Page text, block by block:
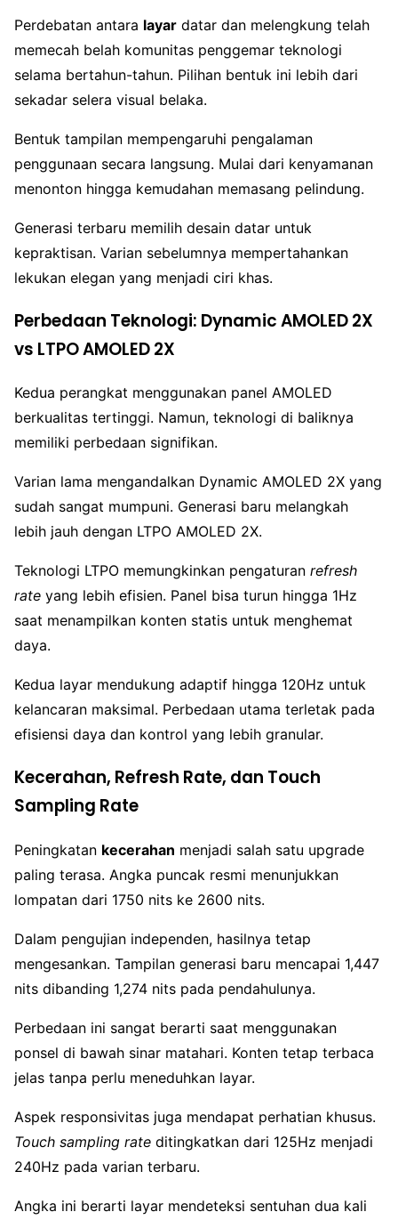
Perdebatan antara layar datar dan melengkung telah
memecah belah komunitas penggemar teknologi
selama bertahun-tahun. Pilihan bentuk ini lebih dari
sekadar selera visual belaka.
Bentuk tampilan mempengaruhi pengalaman
penggunaan secara langsung. Mulai dari kenyamanan
menonton hingga kemudahan memasang pelindung.
Generasi terbaru memilih desain datar untuk
kepraktisan. Varian sebelumnya mempertahankan
lekukan elegan yang menjadi ciri khas.
Perbedaan Teknologi: Dynamic AMOLED 2X
vs LTPO AMOLED 2X
Kedua perangkat menggunakan panel AMOLED
berkualitas tertinggi. Namun, teknologi di baliknya
memiliki perbedaan signifikan.
Varian lama mengandalkan Dynamic AMOLED 2X yang
sudah sangat mumpuni. Generasi baru melangkah
lebih jauh dengan LTPO AMOLED 2X.
Teknologi LTPO memungkinkan pengaturan refresh
rate yang lebih efisien. Panel bisa turun hingga 1Hz
saat menampilkan konten statis untuk menghemat
daya.
Kedua layar mendukung adaptif hingga 120Hz untuk
kelancaran maksimal. Perbedaan utama terletak pada
efisiensi daya dan kontrol yang lebih granular.
Kecerahan, Refresh Rate, dan Touch
Sampling Rate
Peningkatan kecerahan menjadi salah satu upgrade
paling terasa. Angka puncak resmi menunjukkan
lompatan dari 1750 nits ke 2600 nits.
Dalam pengujian independen, hasilnya tetap
mengesankan. Tampilan generasi baru mencapai 1,447
nits dibanding 1,274 nits pada pendahulunya.
Perbedaan ini sangat berarti saat menggunakan
ponsel di bawah sinar matahari. Konten tetap terbaca
jelas tanpa perlu meneduhkan layar.
Aspek responsivitas juga mendapat perhatian khusus.
Touch sampling rate ditingkatkan dari 125Hz menjadi
240Hz pada varian terbaru.
Angka ini berarti layar mendeteksi sentuhan dua kali